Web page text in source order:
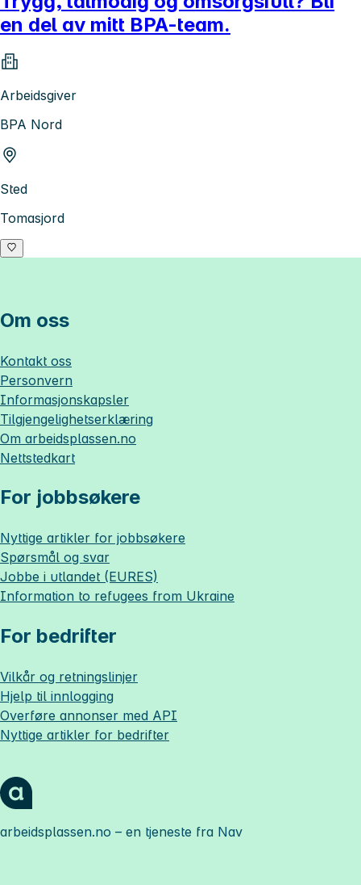
en del av mitt BPA-team.
Arbeidsgiver
BPA Nord
Sted
Tomasjord
Om oss
Kontakt oss
Personvern
Informasjonskapsler
Tilgjengelighetserklæring
Om arbeidsplassen.no
Nettstedkart
For jobbsøkere
Nyttige artikler for jobbsøkere
Spørsmål og svar
Jobbe i utlandet (EURES)
Information to refugees from Ukraine
For bedrifter
Vilkår og retningslinjer
Hjelp til innlogging
Overføre annonser med API
Nyttige artikler for bedrifter
arbeidsplassen.no – en tjeneste fra Nav